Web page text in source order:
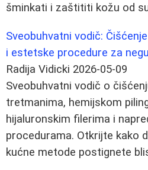
šminkati i zaštititi kožu od
Sveobuhvatni vodič:
i estetske procedure za
Radija Vidicki 2026-05-09
Sveobuhvatni vodič o
tretmanima, hemijskom
hijaluronskim filerima i
procedurama. Otkrijte kako
kućne metode postignete